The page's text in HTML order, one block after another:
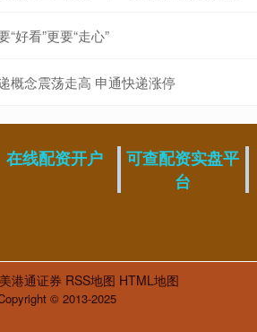
好看”更要“走心”
概念震荡走高 申通快递涨停
在线配资开户
可查配资实盘平
台
美港通证券 RSS地图 HTML地图
© 2013-2025